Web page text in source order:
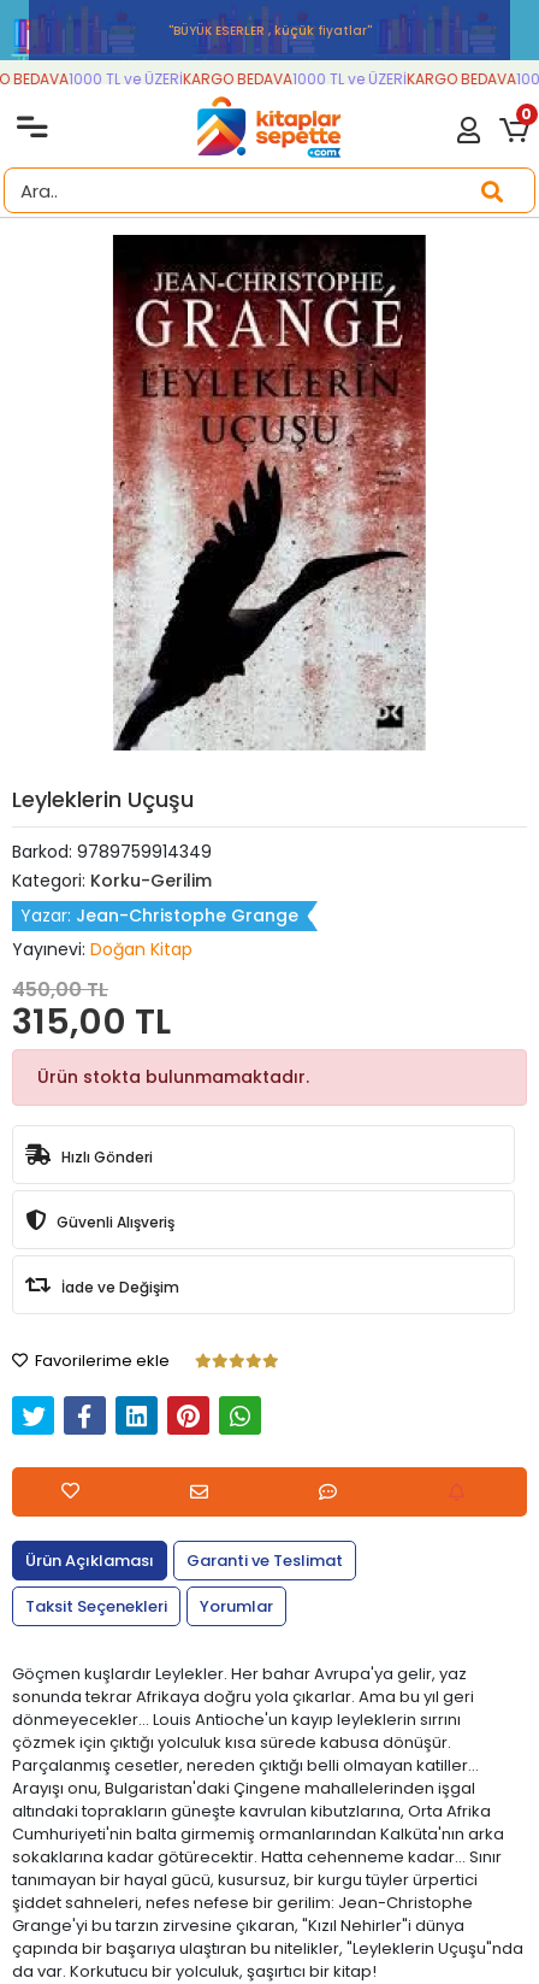
''BÜYÜK ESERLER , küçük fiyatlar''
1000 TL ve ÜZERİKARGO BEDAVA1000 TL ve ÜZERİKARGO BEDAVA
0
Leyleklerin Uçuşu
Barkod: 9789759914349
Kategori: Korku-Gerilim
Yazar: Jean-Christophe Grange
Yayınevi: Doğan Kitap
450,00 TL
315,00 TL
Ürün stokta bulunmamaktadır.
Hızlı Gönderi
Güvenli Alışveriş
İade ve Değişim
Favorilerime ekle
Ürün Açıklaması
Garanti ve Teslimat
Taksit Seçenekleri
Yorumlar
Göçmen kuşlardır Leylekler. Her bahar Avrupa'ya gelir, yaz
sonunda tekrar Afrikaya doğru yola çıkarlar. Ama bu yıl geri
dönmeyecekler... Louis Antioche'un kayıp leyleklerin sırrını
çözmek için çıktığı yolculuk kısa sürede kabusa dönüşür.
Parçalanmış cesetler, nereden çıktığı belli olmayan katiller...
Arayışı onu, Bulgaristan'daki Çingene mahallelerinden işgal
altındaki toprakların güneşte kavrulan kibutzlarına, Orta Afrika
Cumhuriyeti'nin balta girmemiş ormanlarından Kalküta'nın arka
sokaklarına kadar götürecektir. Hatta cehenneme kadar... Sınır
tanımayan bir hayal gücü, kusursuz, bir kurgu tüyler ürpertici
şiddet sahneleri, nefes nefese bir gerilim: Jean-Christophe
Grange'yi bu tarzın zirvesine çıkaran, "Kızıl Nehirler"i dünya
çapında bir başarıya ulaştıran bu nitelikler, "Leyleklerin Uçuşu"nda
da var. Korkutucu bir yolculuk, şaşırtıcı bir kitap!